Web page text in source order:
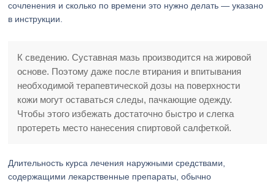
сочленения и сколько по времени это нужно делать — указано
в инструкции.
К сведению. Суставная мазь производится на жировой
основе. Поэтому даже после втирания и впитывания
необходимой терапевтической дозы на поверхности
кожи могут оставаться следы, пачкающие одежду.
Чтобы этого избежать достаточно быстро и слегка
протереть место нанесения спиртовой салфеткой.
Длительность курса лечения наружными средствами,
содержащими лекарственные препараты, обычно